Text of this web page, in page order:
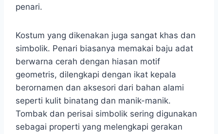
penari.
Kostum yang dikenakan juga sangat khas dan
simbolik. Penari biasanya memakai baju adat
berwarna cerah dengan hiasan motif
geometris, dilengkapi dengan ikat kepala
berornamen dan aksesori dari bahan alami
seperti kulit binatang dan manik-manik.
Tombak dan perisai simbolik sering digunakan
sebagai properti yang melengkapi gerakan